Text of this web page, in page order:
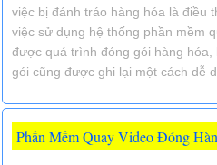
việc bị đánh tráo hàng hóa là điều
việc sử dụng hệ thống phần mềm
được quá trình đóng gói hàng
gói cũng được ghi lại một cách dễ
Phần Mềm Quay Video Đóng